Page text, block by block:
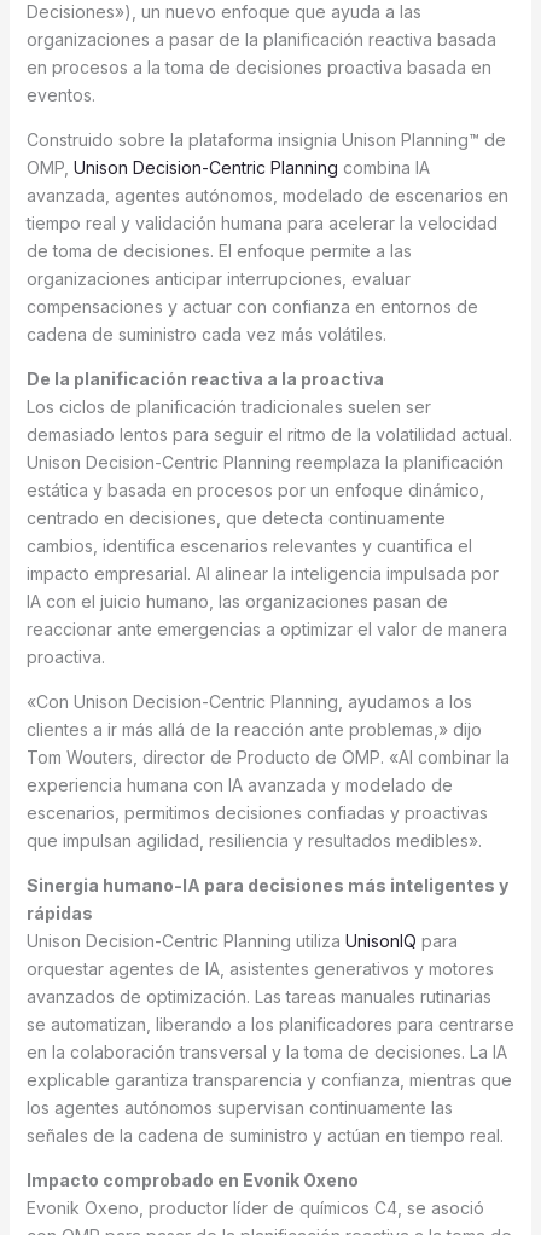
Decisiones»), un nuevo enfoque que ayuda a las
organizaciones a pasar de la planificación reactiva basada
en procesos a la toma de decisiones proactiva basada en
eventos.
Construido sobre la plataforma insignia Unison Planning™ de
OMP, Unison Decision-Centric Planning combina IA
avanzada, agentes autónomos, modelado de escenarios en
tiempo real y validación humana para acelerar la velocidad
de toma de decisiones. El enfoque permite a las
organizaciones anticipar interrupciones, evaluar
compensaciones y actuar con confianza en entornos de
cadena de suministro cada vez más volátiles.
De la planificación reactiva a la proactiva
Los ciclos de planificación tradicionales suelen ser
demasiado lentos para seguir el ritmo de la volatilidad actual.
Unison Decision-Centric Planning reemplaza la planificación
estática y basada en procesos por un enfoque dinámico,
centrado en decisiones, que detecta continuamente
cambios, identifica escenarios relevantes y cuantifica el
impacto empresarial. Al alinear la inteligencia impulsada por
IA con el juicio humano, las organizaciones pasan de
reaccionar ante emergencias a optimizar el valor de manera
proactiva.
«Con Unison Decision-Centric Planning, ayudamos a los
clientes a ir más allá de la reacción ante problemas,» dijo
Tom Wouters, director de Producto de OMP. «Al combinar la
experiencia humana con IA avanzada y modelado de
escenarios, permitimos decisiones confiadas y proactivas
que impulsan agilidad, resiliencia y resultados medibles».
Sinergia humano-IA para decisiones más inteligentes y
rápidas
Unison Decision-Centric Planning utiliza UnisonIQ para
orquestar agentes de IA, asistentes generativos y motores
avanzados de optimización. Las tareas manuales rutinarias
se automatizan, liberando a los planificadores para centrarse
en la colaboración transversal y la toma de decisiones. La IA
explicable garantiza transparencia y confianza, mientras que
los agentes autónomos supervisan continuamente las
señales de la cadena de suministro y actúan en tiempo real.
Impacto comprobado en Evonik Oxeno
Evonik Oxeno, productor líder de químicos C4, se asoció